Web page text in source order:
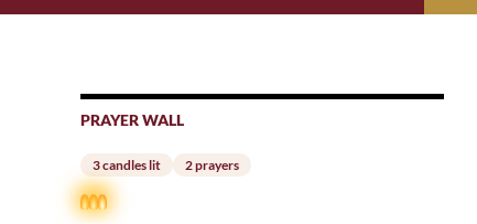
PRAYER WALL
3 candles lit 2 prayers